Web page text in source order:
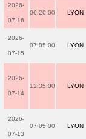
2026-
07-16
06:20:00 LYON
2026-
07-15
07:05:00 LYON
2026-
07-14
12:35:00 LYON
2026-
07-13
07:05:00 LYON